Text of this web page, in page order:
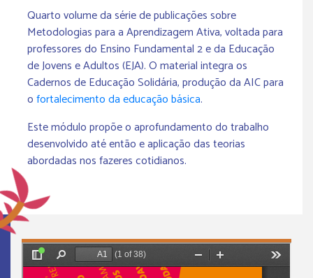
Quarto volume da série de publicações sobre
Metodologias para a Aprendizagem Ativa, voltada para
professores do Ensino Fundamental 2 e da Educação
de Jovens e Adultos (EJA). O material integra os
Cadernos de Educação Solidária, produção da AIC para
ofortalecimento da educação básica.
Este módulo propõe o aprofundamento do trabalho
desenvolvido até então e aplicação das teorias
abordadas nos fazeres cotidianos.